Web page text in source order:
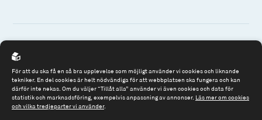
Riddargatan 17
114 57 Stockholm
Org.nr: 556614-2906
För att du ska få en så bra upplevelse som möjligt använder vi cookies och liknande
tekniker. En del cookies är helt nödvändiga för att webbplatsen ska fungera och kan
därför inte nekas. Om du väljer “Tillåt alla” använder vi även cookies och data för
statistik och marknadsföring, exempelvis anpassning av annonser. Läs mer om cookies
och vilka tredjeparter vi använder.